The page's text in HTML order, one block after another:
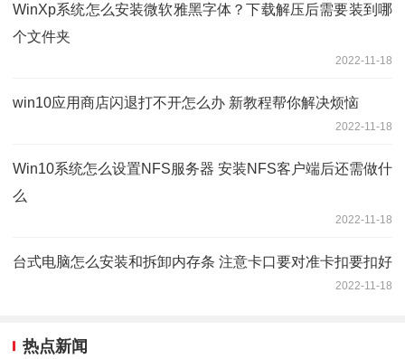
WinXp系统怎么安装微软雅黑字体？下载解压后需要装到哪
个文件夹
2022-11-18
win10应用商店闪退打不开怎么办 新教程帮你解决烦恼
2022-11-18
Win10系统怎么设置NFS服务器 安装NFS客户端后还需做什
么
2022-11-18
台式电脑怎么安装和拆卸内存条 注意卡口要对准卡扣要扣好
2022-11-18
热点新闻